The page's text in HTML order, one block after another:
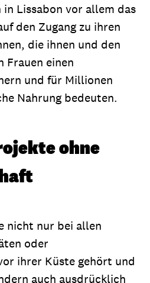
Lissabon vor allem das
den Zugang zu ihren
die ihnen und den
Frauen einen
und für Millionen
Nahrung bedeuten.
ohne
nicht nur bei allen
oder
ihrer Küste gehört und
auch ausdrücklich